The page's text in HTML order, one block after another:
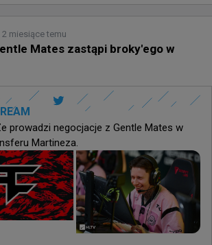
2 miesiące temu
Mates zastąpi broky'ego w
prowadzi negocjacje z Gentle Mates w
Martineza.